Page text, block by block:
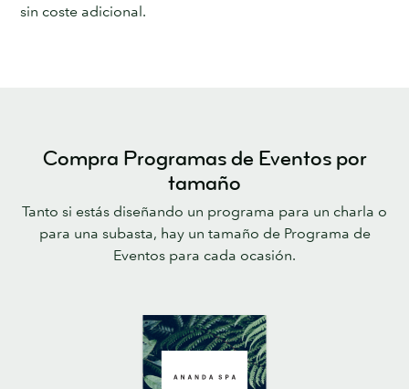
sin coste adicional.
Compra Programas de Eventos por
tamaño
Tanto si estás diseñando un programa para un charla o
para una subasta, hay un tamaño de Programa de
Eventos para cada ocasión.